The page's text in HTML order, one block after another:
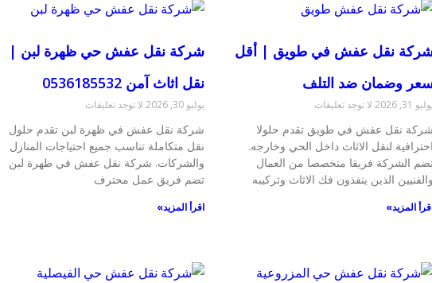
نقل عفش في طويق | أقل
وضمان ضد التلف
31, 2026 لا توجد تعليقات
شركة نقل عفش في طويق تقدم حلولا
احترافية لنقل الاثاث داخل الحي وخارجه.
الشركة فريقا متخصصا من العمال
والفنيين الذين ينفذون فك الاثاث وتركيبه
المزيد»
شركة نقل عفش حي ظهرة لبن |
نقل اثاث آمن 0536185532
يوليو 30, 2026 لا توجد تعليقات
شركة نقل عفش في ظهرة لبن تقدم حلول
نقل متكاملة تناسب جميع احتياجات المنازل
والشركات. شركة نقل عفش في ظهرة لبن
تضم فريق عمل محترف
اقرأ المزيد»